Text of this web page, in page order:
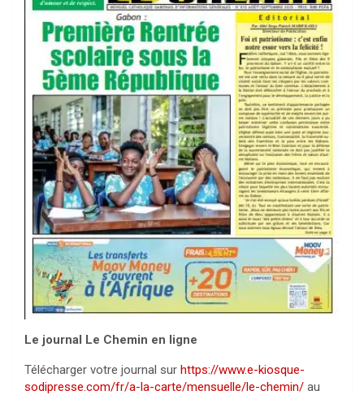
Le journal Le Chemin en ligne
Télécharger votre journal sur https://www.e-kiosque-
sodipresse.com/fr/a-la-carte/mensuelle/le-chemin/ au